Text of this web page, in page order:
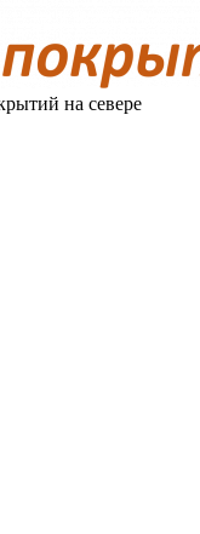
на севере